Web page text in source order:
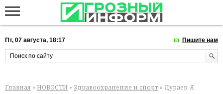
Пт, 07 августа, 18:17 Пишите нам
Главная » НОВОСТИ » Здравоохранение и спорт » Дураев: Я